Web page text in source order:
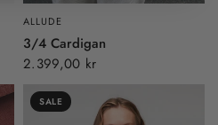
ALLUDE
3/4 Cardigan
2.399,00 kr
SALE